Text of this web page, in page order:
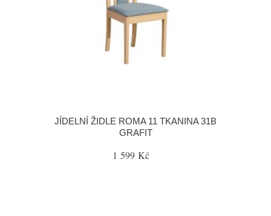
JÍDELNÍ ŽIDLE ROMA 11 TKANINA 31B
GRAFIT
1 599 Kč